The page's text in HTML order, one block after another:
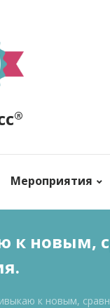
®
Мероприятия
к новым,
к новым,